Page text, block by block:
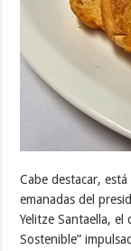
Cabe destacar,
emanadas del
Yelitze Santaella, el
Sostenible”